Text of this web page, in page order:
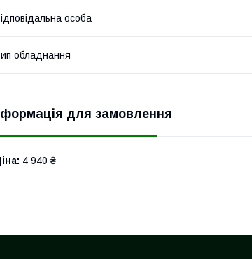
особа
обладнання
для замовлення
4 940 ₴